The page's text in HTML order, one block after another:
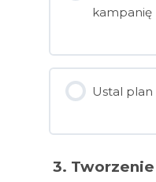
kampanię
Ustal plan
3.